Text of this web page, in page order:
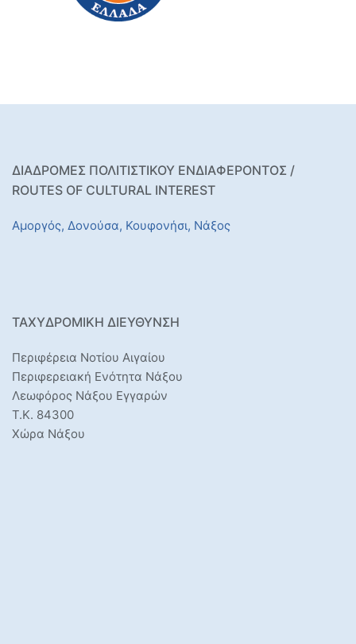
ΔΙΑΔΡΟΜΕΣ ΠΟΛΙΤΙΣΤΙΚΟΥ ΕΝΔΙΑΦΕΡΟΝΤΟΣ /
ROUTES OF CULTURAL INTEREST
Αμοργός, Δονούσα, Κουφονήσι, Νάξος
ΤΑΧΥΔΡΟΜΙΚΉ ΔΙΕΎΘΥΝΣΗ
Περιφέρεια Νοτίου Αιγαίου
Περιφερειακή Ενότητα Νάξου
Λεωφόρος Νάξου Εγγαρών
Τ.Κ. 84300
Χώρα Νάξου